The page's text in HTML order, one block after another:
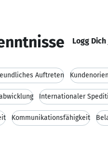
Logg
Auftreten
Internationaler
Kommunikationsfähigkeit